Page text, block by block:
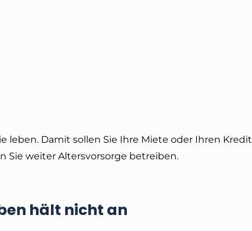
leben. Damit sollen Sie Ihre Miete oder Ihren Kredit
Sie weiter Altersvorsorge betreiben.
hält nicht an